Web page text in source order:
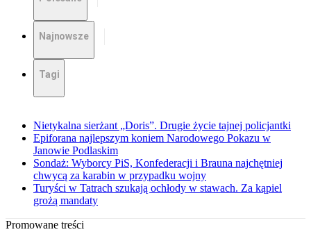
Najnowsze
Tagi
Nietykalna sierżant „Doris”. Drugie życie tajnej policjantki
Epiforana najlepszym koniem Narodowego Pokazu w
Janowie Podlaskim
Sondaż: Wyborcy PiS, Konfederacji i Brauna najchętniej
chwycą za karabin w przypadku wojny
Turyści w Tatrach szukają ochłody w stawach. Za kąpiel
grożą mandaty
Promowane treści